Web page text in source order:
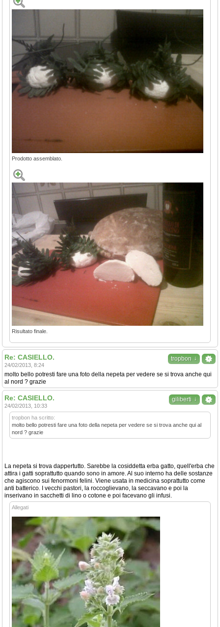
Prodotto assemblato.
Risultato finale.
tropbon ↓
Re: CASIELLO.
24/02/2013, 8:24
molto bello potresti fare una foto della nepeta per vedere se si trova anche qui
al nord ? grazie
giliberti ↓
Re: CASIELLO.
24/02/2013, 10:33
tropbon ha scritto:
molto bello potresti fare una foto della nepeta per vedere se si trova anche qui al
nord ? grazie
La nepeta si trova dappertutto. Sarebbe la cosiddetta erba gatto, quell'erba che
attira i gatti soprattutto quando sono in amore. Al suo interno ha delle sostanze
che agiscono sui fenormoni felini. Viene usata in medicina soprattutto come
anti batterico. I vecchi pastori, la roccoglievano, la seccavano e poi la
inserivano in sacchetti di lino o cotone e poi facevano gli infusi.
Allegati